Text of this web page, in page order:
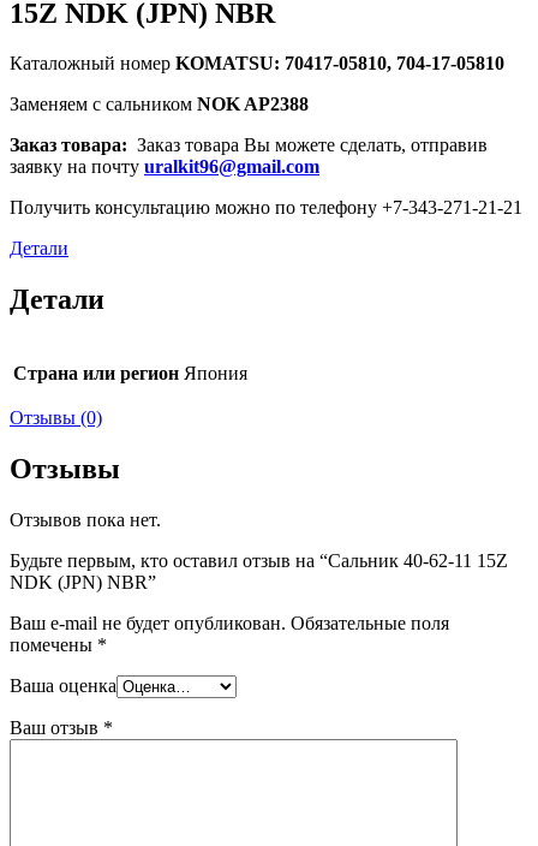
15Z NDK (JPN) NBR
Каталожный номер KOMATSU: 70417-05810, 704-17-05810
Заменяем с сальником NOK AP2388
Заказ товара: Заказ товара Вы можете сделать, отправив
заявку на почту uralkit96@gmail.com
Получить консультацию можно по телефону +7-343-271-21-21
Детали
Детали
Страна или регион Япония
Отзывы (0)
Отзывы
Отзывов пока нет.
Будьте первым, кто оставил отзыв на “Сальник 40-62-11 15Z
NDK (JPN) NBR”
Ваш e-mail не будет опубликован. Обязательные поля
помечены *
Ваша оценка
Ваш отзыв *